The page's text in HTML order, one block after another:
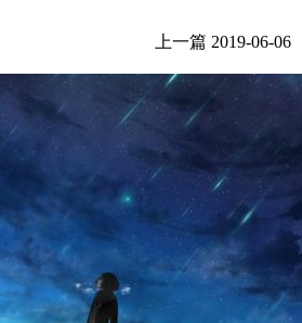
上一篇 2019-06-06